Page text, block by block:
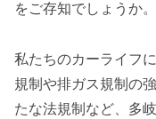
をご存知でしょうか。
私たちのカーライフ
規制や排ガス規制の
たな法規制など、多